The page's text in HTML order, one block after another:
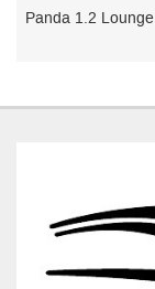
Panda 1.2 Lounge